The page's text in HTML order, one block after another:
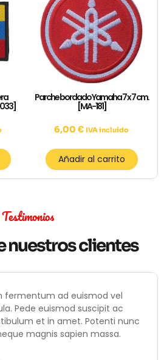
Parche bordado Yamaha 7 x 7 cm.
[MA-181]
6,00 € IVA incluído
Añadir al carrito
Testimonios
nuestros clientes
fermentum ad euismod vel
ligula. Pede euismod suscipit ac
vestibulum et in amet. Potenti nunc
neque magnis sapien massa.